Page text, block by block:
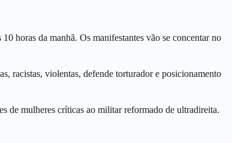
horas da manhã. Os manifestantes vão se concentar no
racistas, violentas, defende torturador e posicionamento
de mulheres críticas ao militar reformado de ultradireita.